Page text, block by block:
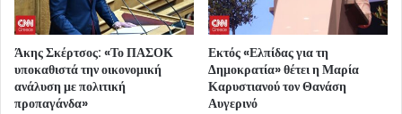
Άκης Σκέρτσος: «Το ΠΑΣΟΚ
υποκαθιστά την οικονομική
ανάλυση με πολιτική
προπαγάνδα»
Εκτός «Ελπίδας για τη
Δημοκρατία» θέτει η Μαρία
Καρυστιανού τον Θανάση
Αυγερινό